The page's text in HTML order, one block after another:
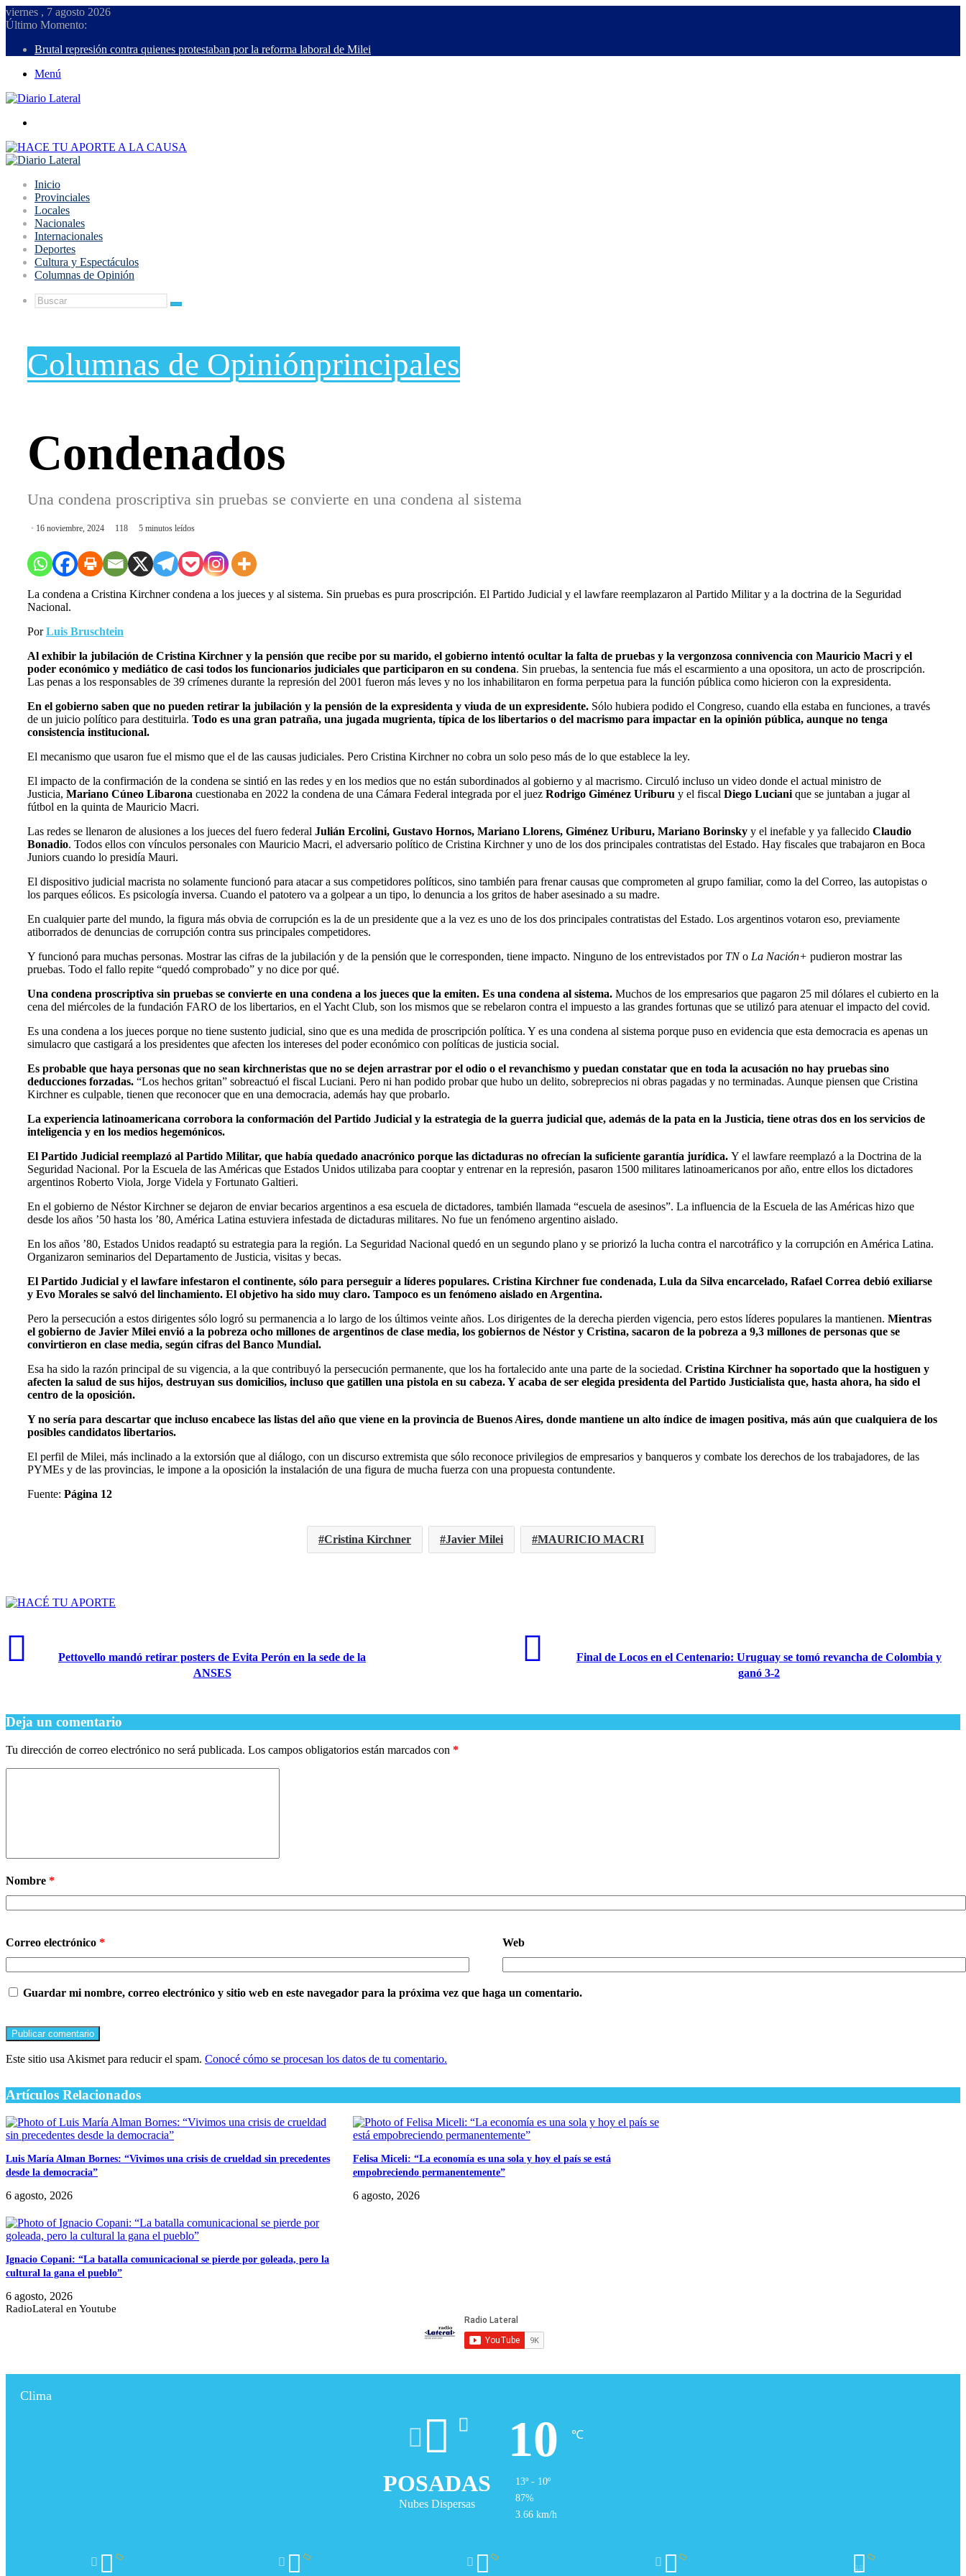
viernes , 7 agosto 2026
Último Momento:
Brutal represión contra quienes protestaban por la reforma laboral de Milei
Menú
Inicio
Provinciales
Locales
Nacionales
Internacionales
Deportes
Cultura y Espectáculos
Columnas de Opinión
Buscar
Columnas de Opiniónprincipales
Condenados
Una condena proscriptiva sin pruebas se convierte en una condena al sistema
16 noviembre, 2024 118 5 minutos leídos
La condena a Cristina Kirchner condena a los jueces y al sistema. Sin pruebas es pura proscripción. El Partido Judicial y el lawfare reemplazaron al Partido Militar y a la doctrina de la Seguridad
Nacional.
PorLuis Bruschtein
Al exhibir la jubilación de Cristina Kirchner y la pensión que recibe por su marido, el gobierno intentó ocultar la falta de pruebas y la vergonzosa connivencia con Mauricio Macri y el
poder económico y mediático de casi todos los funcionarios judiciales que participaron en su condena. Sin pruebas, la sentencia fue más el escarmiento a una opositora, un acto de proscripción.
Las penas a los responsables de 39 crímenes durante la represión del 2001 fueron más leves y no los inhabilitaron en forma perpetua para la función pública como hicieron con la expresidenta.
En el gobierno saben que no pueden retirar la jubilación y la pensión de la expresidenta y viuda de un expresidente. Sólo hubiera podido el Congreso, cuando ella estaba en funciones, a través
de un juicio político para destituirla. Todo es una gran patraña, una jugada mugrienta, típica de los libertarios o del macrismo para impactar en la opinión pública, aunque no tenga
consistencia institucional.
El mecanismo que usaron fue el mismo que el de las causas judiciales. Pero Cristina Kirchner no cobra un solo peso más de lo que establece la ley.
El impacto de la confirmación de la condena se sintió en las redes y en los medios que no están subordinados al gobierno y al macrismo. Circuló incluso un video donde el actual ministro de
Justicia, Mariano Cúneo Libarona cuestionaba en 2022 la condena de una Cámara Federal integrada por el juez Rodrigo Giménez Uriburu y el fiscal Diego Luciani que se juntaban a jugar al
fútbol en la quinta de Mauricio Macri.
Las redes se llenaron de alusiones a los jueces del fuero federal Julián Ercolini, Gustavo Hornos, Mariano Llorens, Giménez Uriburu, Mariano Borinsky y el inefable y ya fallecido Claudio
Bonadio. Todos ellos con vínculos personales con Mauricio Macri, el adversario político de Cristina Kirchner y uno de los dos principales contratistas del Estado. Hay fiscales que trabajaron en Boca
Juniors cuando lo presidía Mauri.
El dispositivo judicial macrista no solamente funcionó para atacar a sus competidores políticos, sino también para frenar causas que comprometen al grupo familiar, como la del Correo, las autopistas o
los parques eólicos. Es psicología inversa. Cuando el patotero va a golpear a un tipo, lo denuncia a los gritos de haber asesinado a su madre.
En cualquier parte del mundo, la figura más obvia de corrupción es la de un presidente que a la vez es uno de los dos principales contratistas del Estado. Los argentinos votaron eso, previamente
atiborrados de denuncias de corrupción contra sus principales competidores.
Y funcionó para muchas personas. Mostrar las cifras de la jubilación y de la pensión que le corresponden, tiene impacto. Ninguno de los entrevistados por TNo La Nación+ pudieron mostrar las
pruebas. Todo el fallo repite “quedó comprobado” y no dice por qué.
Una condena proscriptiva sin pruebas se convierte en una condena a los jueces que la emiten. Es una condena al sistema. Muchos de los empresarios que pagaron 25 mil dólares el cubierto en la
cena del miércoles de la fundación FARO de los libertarios, en el Yacht Club, son los mismos que se rebelaron contra el impuesto a las grandes fortunas que se utilizó para atenuar el impacto del covid.
Es una condena a los jueces porque no tiene sustento judicial, sino que es una medida de proscripción política. Y es una condena al sistema porque puso en evidencia que esta democracia es apenas un
simulacro que castigará a los presidentes que afecten los intereses del poder económico con políticas de justicia social.
Es probable que haya personas que no sean kirchneristas que no se dejen arrastrar por el odio o el revanchismo y puedan constatar que en toda la acusación no hay pruebas sino
deducciones forzadas. “Los hechos gritan” sobreactuó el fiscal Luciani. Pero ni han podido probar que hubo un delito, sobreprecios ni obras pagadas y no terminadas. Aunque piensen que Cristina
Kirchner es culpable, tienen que reconocer que en una democracia, además hay que probarlo.
La experiencia latinoamericana corrobora la conformación del Partido Judicial y la estrategia de la guerra judicial que, además de la pata en la Justicia, tiene otras dos en los servicios de
inteligencia y en los medios hegemónicos.
El Partido Judicial reemplazó al Partido Militar, que había quedado anacrónico porque las dictaduras no ofrecían la suficiente garantía jurídica. Y el lawfare reemplazó a la Doctrina de la
Seguridad Nacional. Por la Escuela de las Américas que Estados Unidos utilizaba para cooptar y entrenar en la represión, pasaron 1500 militares latinoamericanos por año, entre ellos los dictadores
argentinos Roberto Viola, Jorge Videla y Fortunato Galtieri.
En el gobierno de Néstor Kirchner se dejaron de enviar becarios argentinos a esa escuela de dictadores, también llamada “escuela de asesinos”. La influencia de la Escuela de las Américas hizo que
desde los años ’50 hasta los ’80, América Latina estuviera infestada de dictaduras militares. No fue un fenómeno argentino aislado.
En los años ’80, Estados Unidos readaptó su estrategia para la región. La Seguridad Nacional quedó en un segundo plano y se priorizó la lucha contra el narcotráfico y la corrupción en América Latina.
Organizaron seminarios del Departamento de Justicia, visitas y becas.
El Partido Judicial y el lawfare infestaron el continente, sólo para perseguir a líderes populares. Cristina Kirchner fue condenada, Lula da Silva encarcelado, Rafael Correa debió exiliarse
y Evo Morales se salvó del linchamiento. El objetivo ha sido muy claro. Tampoco es un fenómeno aislado en Argentina.
Pero la persecución a estos dirigentes sólo logró su permanencia a lo largo de los últimos veinte años. Los dirigentes de la derecha pierden vigencia, pero estos líderes populares la mantienen. Mientras
el gobierno de Javier Milei envió a la pobreza ocho millones de argentinos de clase media, los gobiernos de Néstor y Cristina, sacaron de la pobreza a 9,3 millones de personas que se
convirtieron en clase media, según cifras del Banco Mundial.
Esa ha sido la razón principal de su vigencia, a la que contribuyó la persecución permanente, que los ha fortalecido ante una parte de la sociedad. Cristina Kirchner ha soportado que la hostiguen y
afecten la salud de sus hijos, destruyan sus domicilios, incluso que gatillen una pistola en su cabeza. Y acaba de ser elegida presidenta del Partido Justicialista que, hasta ahora, ha sido el
centro de la oposición.
Y no sería para descartar que incluso encabece las listas del año que viene en la provincia de Buenos Aires, donde mantiene un alto índice de imagen positiva, más aún que cualquiera de los
posibles candidatos libertarios.
El perfil de Milei, más inclinado a la extorsión que al diálogo, con un discurso extremista que sólo reconoce privilegios de empresarios y banqueros y combate los derechos de los trabajadores, de las
PYMEs y de las provincias, le impone a la oposición la instalación de una figura de mucha fuerza con una propuesta contundente.
Fuente: Página 12
Cristina Kirchner Javier Milei MAURICIO MACRI
Pettovello mandó retirar posters de Evita Perón en la sede de la
ANSES
Final de Locos en el Centenario: Uruguay se tomó revancha de Colombia y
ganó 3-2
Deja un comentario
Tu dirección de correo electrónico no será publicada. Los campos obligatorios están marcados con *
Nombre *
Correo electrónico * Web
Guardar mi nombre, correo electrónico y sitio web en este navegador para la próxima vez que haga un comentario.
Este sitio usa Akismet para reducir el spam. Conocé cómo se procesan los datos de tu comentario.
Artículos Relacionados
Luis María Alman Bornes: “Vivimos una crisis de crueldad sin precedentes
desde la democracia”
6 agosto, 2026
Felisa Miceli: “La economía es una sola y hoy el país se está
empobreciendo permanentemente”
6 agosto, 2026
Ignacio Copani: “La batalla comunicacional se pierde por goleada, pero la
cultural la gana el pueblo”
6 agosto, 2026
RadioLateral en Youtube
Clima
POSADAS
Nubes Dispersas
10 ℃
13º - 10º
87%
3.66 km/h